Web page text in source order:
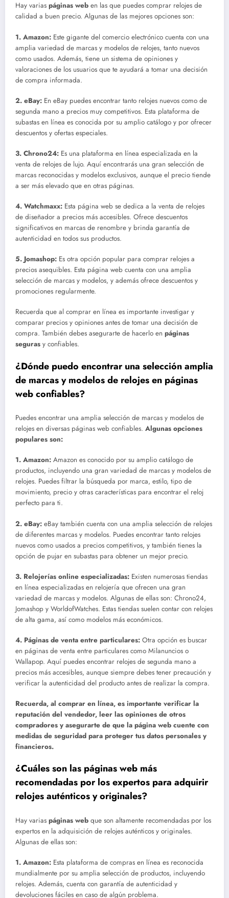
Hay varias páginas web en las que puedes comprar relojes de
calidad a buen precio. Algunas de las mejores opciones son:
1. Amazon: Este gigante del comercio electrónico cuenta con una
amplia variedad de marcas y modelos de relojes, tanto nuevos
como usados. Además, tiene un sistema de opiniones y
valoraciones de los usuarios que te ayudará a tomar una decisión
de compra informada.
2. eBay: En eBay puedes encontrar tanto relojes nuevos como de
segunda mano a precios muy competitivos. Esta plataforma de
subastas en línea es conocida por su amplio catálogo y por ofrecer
descuentos y ofertas especiales.
3. Chrono24: Es una plataforma en línea especializada en la
venta de relojes de lujo. Aquí encontrarás una gran selección de
marcas reconocidas y modelos exclusivos, aunque el precio tiende
a ser más elevado que en otras páginas.
4. Watchmaxx: Esta página web se dedica a la venta de relojes
de diseñador a precios más accesibles. Ofrece descuentos
significativos en marcas de renombre y brinda garantía de
autenticidad en todos sus productos.
5. Jomashop: Es otra opción popular para comprar relojes a
precios asequibles. Esta página web cuenta con una amplia
selección de marcas y modelos, y además ofrece descuentos y
promociones regularmente.
Recuerda que al comprar en línea es importante investigar y
comparar precios y opiniones antes de tomar una decisión de
compra. También debes asegurarte de hacerlo en páginas
seguras y confiables.
¿Dónde puedo encontrar una selección amplia
de marcas y modelos de relojes en páginas
web confiables?
Puedes encontrar una amplia selección de marcas y modelos de
relojes en diversas páginas web confiables. Algunas opciones
populares son:
1. Amazon: Amazon es conocido por su amplio catálogo de
productos, incluyendo una gran variedad de marcas y modelos de
relojes. Puedes filtrar la búsqueda por marca, estilo, tipo de
movimiento, precio y otras características para encontrar el reloj
perfecto para ti.
2. eBay: eBay también cuenta con una amplia selección de relojes
de diferentes marcas y modelos. Puedes encontrar tanto relojes
nuevos como usados a precios competitivos, y también tienes la
opción de pujar en subastas para obtener un mejor precio.
3. Relojerías online especializadas: Existen numerosas tiendas
en línea especializadas en relojería que ofrecen una gran
variedad de marcas y modelos. Algunas de ellas son: Chrono24,
Jomashop y WorldofWatches. Estas tiendas suelen contar con relojes
de alta gama, así como modelos más económicos.
4. Páginas de venta entre particulares: Otra opción es buscar
en páginas de venta entre particulares como Milanuncios o
Wallapop. Aquí puedes encontrar relojes de segunda mano a
precios más accesibles, aunque siempre debes tener precaución y
verificar la autenticidad del producto antes de realizar la compra.
Recuerda, al comprar en línea, es importante verificar la
reputación del vendedor, leer las opiniones de otros
compradores y asegurarte de que la página web cuente con
medidas de seguridad para proteger tus datos personales y
financieros.
¿Cuáles son las páginas web más
recomendadas por los expertos para adquirir
relojes auténticos y originales?
Hay varias páginas web que son altamente recomendadas por los
expertos en la adquisición de relojes auténticos y originales.
Algunas de ellas son:
1. Amazon: Esta plataforma de compras en línea es reconocida
mundialmente por su amplia selección de productos, incluyendo
relojes. Además, cuenta con garantía de autenticidad y
devoluciones fáciles en caso de algún problema.